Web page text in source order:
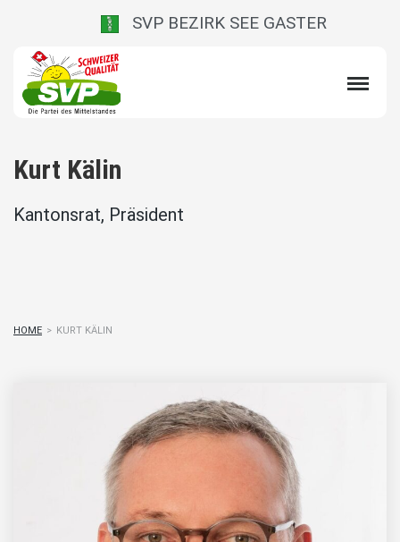
SVP BEZIRK SEE GASTER
Kurt Kälin
Kantonsrat, Präsident
HOME > KURT KÄLIN